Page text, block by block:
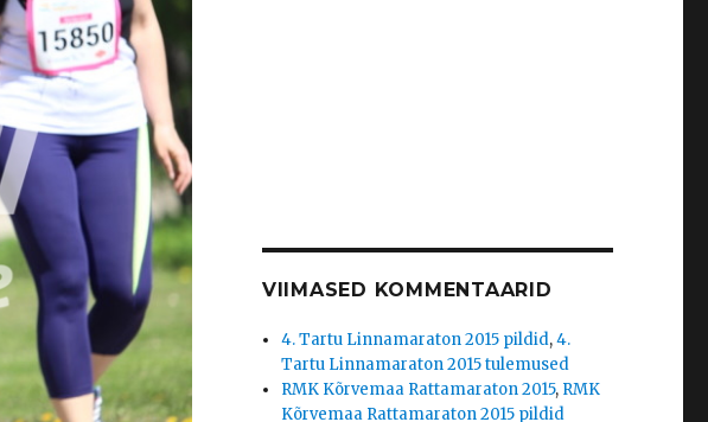
VIIMASED KOMMENTAARID
4. Tartu Linnamaraton 2015 pildid,4.
Tartu Linnamaraton 2015 tulemused
RMK Kõrvemaa Rattamaraton 2015, RMK
Kõrvemaa Rattamaraton 2015 pildid